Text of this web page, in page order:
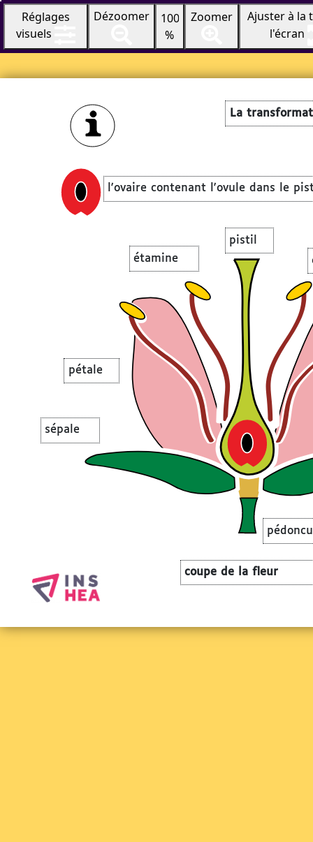
Réglages
visuels
Dézoomer
100
%
Zoomer
Ajuster à la
l'écran
coupe de la fleur
pistil
étamine
pétale
sépale
l'ovaire contenant l'ovule dans le
La